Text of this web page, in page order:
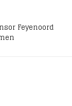
Barreto
Feyenoord